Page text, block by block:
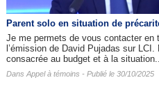
Parent solo en situation de
Je me permets de vous contacter en
l’émission de David Pujadas sur
consacrée au budget et à la situation...
Dans Appel à témoins - Publié le 30/10/2025